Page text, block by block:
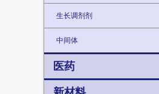
生长调剂剂
中间体
医药